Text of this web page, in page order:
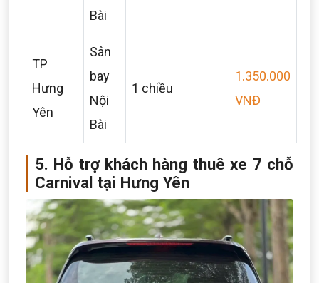
Bài
TP
Hưng
Yên
Sân
bay
Nội
Bài
1 chiều
1.350.000
VNĐ
5. Hỗ trợ khách hàng thuê xe 7 chỗ
Carnival tại Hưng Yên